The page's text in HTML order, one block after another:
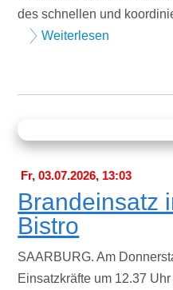
des schnellen und
Weiterlesen
Fr, 03.07.2026, 13:03
Brandeinsatz
Bistro
SAARBURG. Am
Einsatzkräfte um 12.37